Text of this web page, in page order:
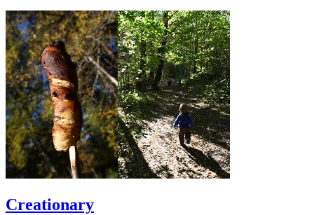
Creationary